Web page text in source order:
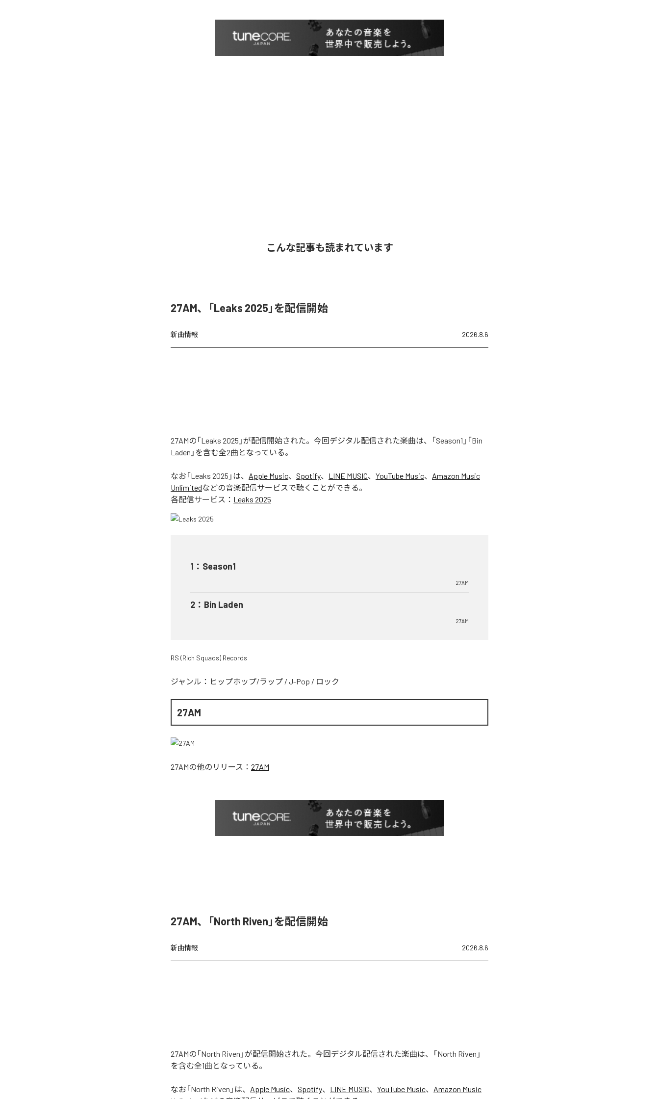
こんな記事も読まれています
27AM、「Leaks 2025」を配信開始
新曲情報 2026.8.6
27AMの「Leaks 2025」が配信開始された。今回デジタル配信された楽曲は、「Season1」「Bin
Laden」を含む全2曲となっている。
なお「Leaks 2025 」は、 Apple Music、 Spotify、 LINE MUSIC、 YouTube Music、 Amazon Music
Unlimitedなどの音楽配信サービスで聴くことができる。
各配信サービス： Leaks 2025
1 ： Season1
27AM
2 ： Bin Laden
27AM
RS (Rich Squads) Records
ジャンル： ヒップホップ/ラップ / J-Pop / ロック
27AM
27AMの他のリリース： 27AM
27AM、「North Riven」を配信開始
新曲情報 2026.8.6
27AMの「North Riven」が配信開始された。今回デジタル配信された楽曲は、「North Riven」
を含む全1曲となっている。
なお「North Riven 」は、 Apple Music、 Spotify、 LINE MUSIC、 YouTube Music、 Amazon Music